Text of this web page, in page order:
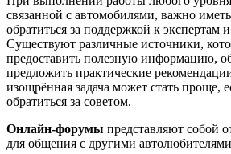
связанной с автомобилями, важно
обратиться за поддержкой к
Существуют различные источники,
предоставить полезную информацию,
предложить практические
изощрённая задача может стать проще,
обратиться за советом.
Онлайн-форумы представляют собой
для общения с другими